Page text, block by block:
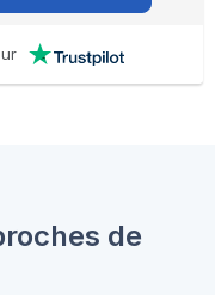
de